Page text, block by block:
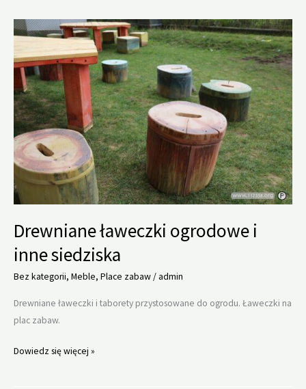
Silka
Drewniane ławeczki ogrodowe i
inne siedziska
Bez kategorii, Meble, Place zabaw/admin
Drewniane ławeczki i taborety przystosowane do ogrodu. Ławeczki na
plac zabaw.
Drewniane
Dowiedz się więcej »